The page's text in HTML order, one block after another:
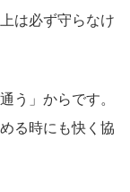
は必ず守らなけ
う」からです。
る時にも快く協